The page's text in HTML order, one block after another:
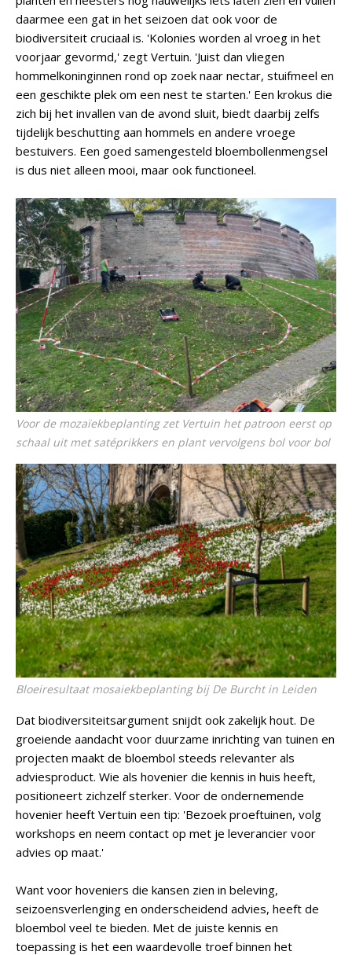
daarmee een gat in het seizoen dat ook voor de
biodiversiteit cruciaal is. 'Kolonies worden al vroeg in het
voorjaar gevormd,' zegt Vertuin. 'Juist dan vliegen
hommelkoninginnen rond op zoek naar nectar, stuifmeel en
een geschikte plek om een nest te starten.' Een krokus die
zich bij het invallen van de avond sluit, biedt daarbij zelfs
tijdelijk beschutting aan hommels en andere vroege
bestuivers. Een goed samengesteld bloembollenmengsel
is dus niet alleen mooi, maar ook functioneel.
Voor de mozaïekbeplanting zet Vertuin het patroon eerst op
schaal uit met satéprikkers en plant vervolgens bol voor bol
Bloeiresultaat mosaiekbeplanting bij De Burcht in Leiden
Dat biodiversiteitsargument snijdt ook zakelijk hout. De
groeiende aandacht voor duurzame inrichting van tuinen en
projecten maakt de bloembol steeds relevanter als
adviesproduct. Wie als hovenier die kennis in huis heeft,
positioneert zichzelf sterker. Voor de ondernemende
hovenier heeft Vertuin een tip: 'Bezoek proeftuinen, volg
workshops en neem contact op met je leverancier voor
advies op maat.'
Want voor hoveniers die kansen zien in beleving,
seizoensverlenging en onderscheidend advies, heeft de
bloembol veel te bieden. Met de juiste kennis en
toepassing is het een waardevolle troef binnen het